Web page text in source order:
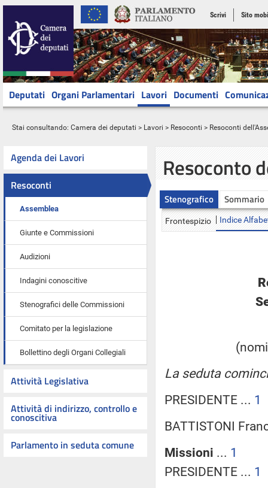
Scrivi Sito
Deputati Organi Parlamentari Lavori Documenti
Stai consultando: Camera dei deputati > Lavori > Resoconti > Resoconti
Agenda dei Lavori
Resoconti
Assemblea
Giunte e Commissioni
Audizioni
Indagini conoscitive
Stenografici delle Commissioni
Comitato per la legislazione
Bollettino degli Organi Collegiali
Attività Legislativa
Attività di indirizzo, controllo e
conoscitiva
Parlamento in seduta comune
Resoconto
Stenografico Sommario
Frontespizio Indice
La seduta
PRESIDENTE ... 1
BATTISTONI
Missioni ... 1
PRESIDENTE ... 1